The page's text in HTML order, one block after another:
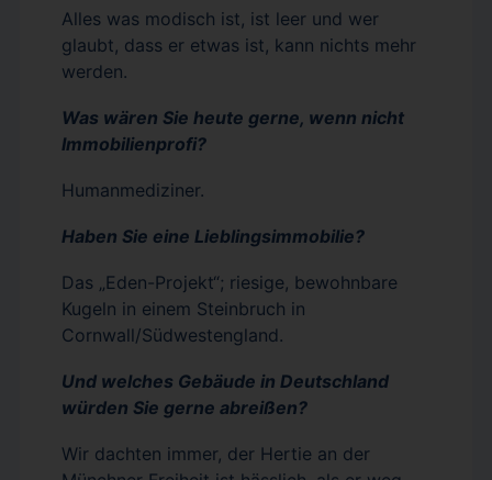
Alles was modisch ist, ist leer und wer
glaubt, dass er etwas ist, kann nichts mehr
werden.
Was wären Sie heute gerne, wenn nicht
Immobilienprofi?
Humanmediziner.
Haben Sie eine Lieblingsimmobilie?
Das „Eden-Projekt“; riesige, bewohnbare
Kugeln in einem Steinbruch in
Cornwall/Südwestengland.
Und welches Gebäude in Deutschland
würden Sie gerne abreißen?
Wir dachten immer, der Hertie an der